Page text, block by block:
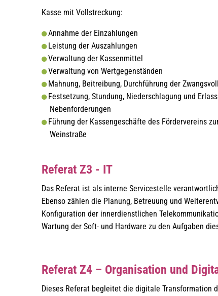
Kasse mit Vollstreckung:
Annahme der Einzahlungen
Leistung der Auszahlungen
Verwaltung der Kassenmittel
Verwaltung von Wertgegenständen
Mahnung, Beitreibung, Durchführung der
Festsetzung, Stundung, Niederschlagung und
Nebenforderungen
Führung der Kassengeschäfte des Fördervereins
Weinstraße
Referat Z3 - IT
Das Referat ist als interne Servicestelle
Ebenso zählen die Planung, Betreuung und
Konfiguration der innerdienstlichen
Wartung der Soft- und Hardware zu den Aufgaben
Referat Z4 – Organisation und
Dieses Referat begleitet die digitale Transformation